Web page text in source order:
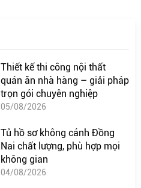
Thiết kế thi công nội thất
quán ăn nhà hàng – giải pháp
trọn gói chuyên nghiệp
05/08/2026
Tủ hồ sơ không cánh Đồng
Nai chất lượng, phù hợp mọi
không gian
04/08/2026